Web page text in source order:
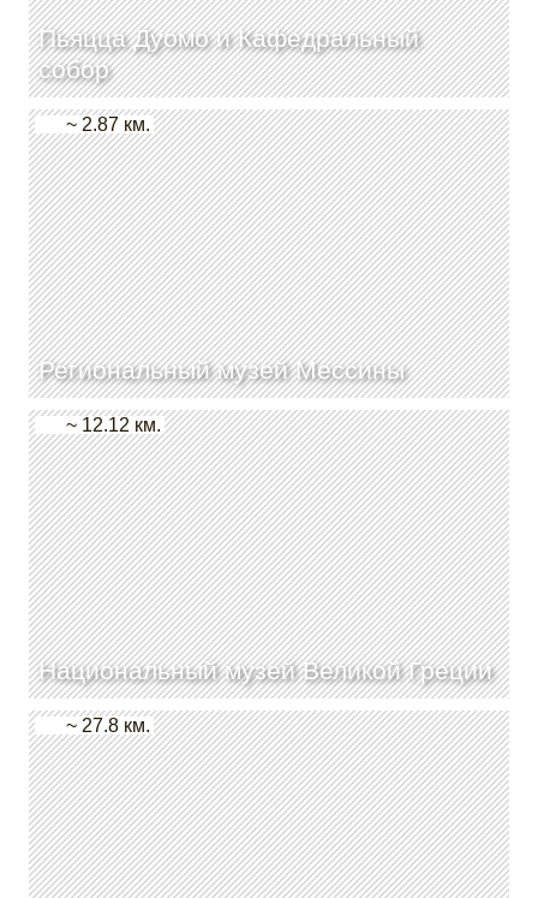
Пьяцца Дуомо и Кафедральный
собор
Региональный музей Мессины
~ 2.87 км.
Национальный музей Великой Греции
~ 12.12 км.
~ 27.8 км.